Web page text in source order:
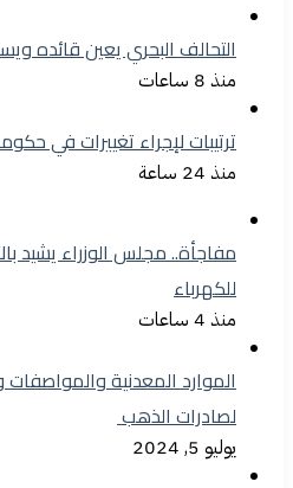
التحالف البحري يعين قائده
منذ 8 ساعات
ترتيبات لإجراء تغييرات في
منذ 24 ساعة
مفاجأة.. مجلس الوزراء يشيد
للكهرباء
منذ 4 ساعات
الموارد المعدنية
لصادرات الذهب
يوليو 5, 2024